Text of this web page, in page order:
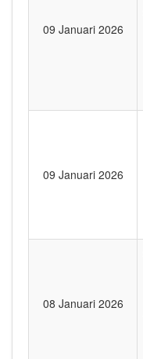
09 Januari 2026
09 Januari 2026
08 Januari 2026